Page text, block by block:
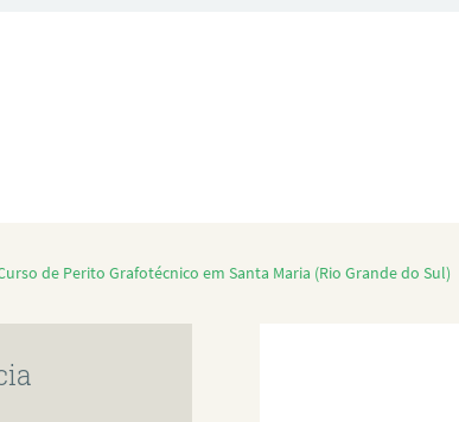
de Perito Grafotécnico em Santa Maria (Rio Grande do Sul)